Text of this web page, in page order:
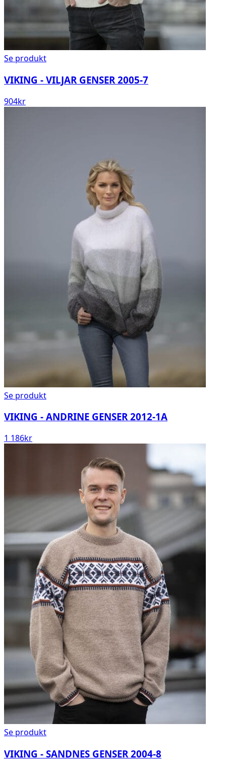
Se produkt
VIKING - VILJAR GENSER 2005-7
904kr
Se produkt
VIKING - ANDRINE GENSER 2012-1A
1 186kr
Se produkt
VIKING - SANDNES GENSER 2004-8